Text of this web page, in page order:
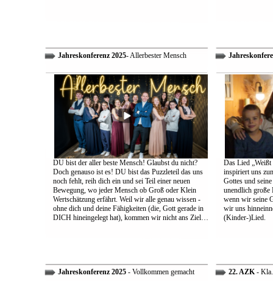
Jahreskonferenz 2025- Allerbester Mensch
DU bist der aller beste Mensch! Glaubst du nicht?
Doch genauso ist es! DU bist das Puzzleteil das uns
noch fehlt, reih dich ein und sei Teil einer neuen
Bewegung, wo jeder Mensch ob Groß oder Klein
Wertschätzung erfährt. Weil wir alle genau wissen -
ohne dich und deine Fähigkeiten (die, Gott gerade in
DICH hineingelegt hat), kommen wir nicht ans Ziel…
Das Lied
inspiriert uns
Gottes und
unendlich große
wenn wir seine
wir uns
(Kinder-)Lied.
Jahreskonferenz 2025- Vollkommen gemacht 22. AZK-